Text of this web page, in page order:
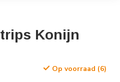
Konijn
Op voorraad (6)